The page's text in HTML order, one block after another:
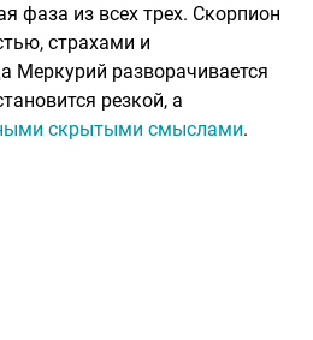
фаза из всех трех. Скорпион
страхами и
Меркурий разворачивается
резкой, а
скрытыми смыслами.